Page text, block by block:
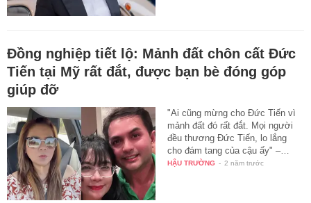
Đồng nghiệp tiết lộ: Mảnh đất chôn cất Đức
Tiến tại Mỹ rất đắt, được bạn bè đóng góp
giúp đỡ
"Ai cũng mừng cho Đức Tiến vì
mảnh đất đó rất đắt. Mọi người
đều thương Đức Tiến, lo lắng
cho đám tang của cậu ấy" –…
HẬU TRƯỜNG - 2 năm trước